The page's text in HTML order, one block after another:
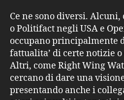
Ce ne sono diversi. Alcuni,
o Politifact negli USA e
occupano principalmente
fattualita’ di certe notizie
Altri, come Right Wing
cercano di dare una
presentando anche i